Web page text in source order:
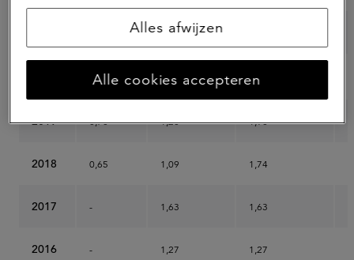
1,60
0,76 1,28 2,04
2019 0,70 1,20 1,90
2018 0,65 1,09 1,74
2017 - 1,63 1,63
2016 - 1,27 1,27
Alles afwijzen
Alle cookies accepteren